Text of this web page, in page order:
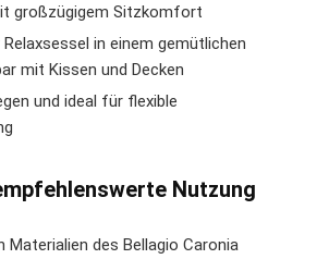
großzügigem Sitzkomfort
in einem gemütlichen
mit Kissen und Decken
und ideal für flexible
Nutzung
Materialien des Bellagio Caronia